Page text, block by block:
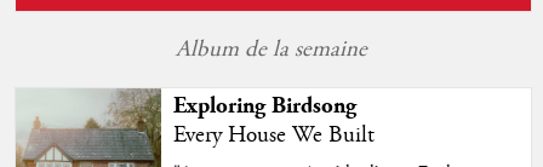
Album de la semaine
Exploring Birdsong
Every House We Built